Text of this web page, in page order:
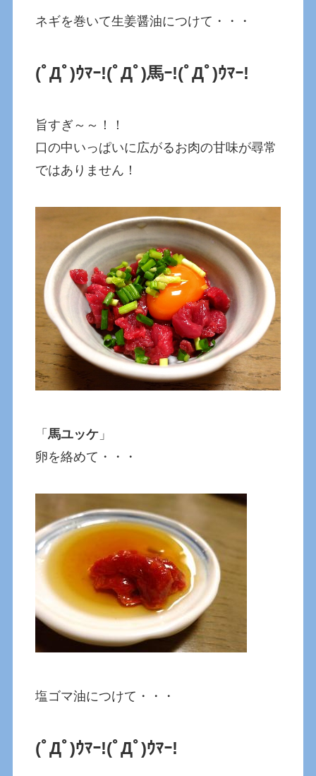
ネギを巻いて生姜醤油につけて・・・
(ﾟДﾟ)ｳﾏｰ!(ﾟДﾟ)馬ｰ!(ﾟДﾟ)ｳﾏｰ!
旨すぎ～～！！
口の中いっぱいに広がるお肉の甘味が尋常
ではありません！
「馬ユッケ 」
卵を絡めて・・・
塩ゴマ油につけて・・・
(ﾟДﾟ)ｳﾏｰ!(ﾟДﾟ)ｳﾏｰ!